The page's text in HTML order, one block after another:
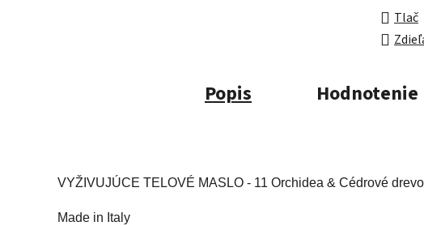
Tlač
Popis Hodnotenie
VYŽIVUJÚCE TELOVÉ MASLO - 11 Orchidea & Cédrové drevo
Made in Italy